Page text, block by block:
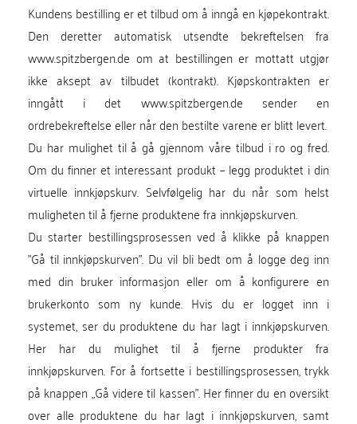
Kundens bestilling er et tilbud om å inngå en kjøpekontrakt.
Den deretter automatisk utsendte bekreftelsen fra
www.spitzbergen.de om at bestillingen er mottatt utgjør
ikke aksept av tilbudet (kontrakt). Kjøpskontrakten er
inngått i det www.spitzbergen.de sender en
ordrebekreftelse eller når den bestilte varene er blitt levert.
Du har mulighet til å gå gjennom våre tilbud i ro og fred.
Om du finner et interessant produkt – legg produktet i din
virtuelle innkjøpskurv. Selvfølgelig har du når som helst
muligheten til å fjerne produktene fra innkjøpskurven.
Du starter bestillingsprosessen ved å klikke på knappen
"Gå til innkjøpskurven". Du vil bli bedt om å logge deg inn
med din bruker informasjon eller om å konfigurere en
brukerkonto som ny kunde. Hvis du er logget inn i
systemet, ser du produktene du har lagt i innkjøpskurven.
Her har du mulighet til å fjerne produkter fra
innkjøpskurven. For å fortsette i bestillingsprosessen, trykk
på knappen „Gå videre til kassen". Her finner du en oversikt
over alle produktene du har lagt i innkjøpskurven, samt